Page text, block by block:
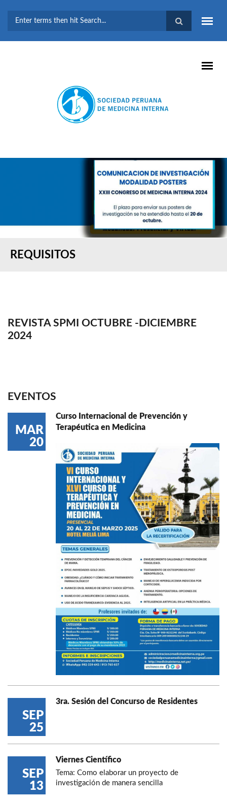
BÚSQUEDA
REQUISITOS
REVISTA SPMI OCTUBRE -DICIEMBRE
2024
EVENTOS
MAR
20
Curso Internacional de Prevención y
Terapéutica en Medicina
SEP
25
3ra. Sesión del Concurso de Residentes
SEP
13
Viernes Científico
Tema: Como elaborar un proyecto de
investigación de manera sencilla